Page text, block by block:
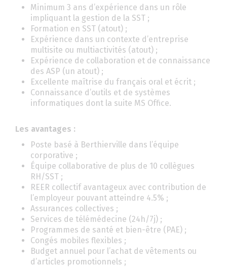
Minimum 3 ans d’expérience dans un rôle
impliquant la gestion de la SST ;
Formation en SST (atout) ;
Expérience dans un contexte d’entreprise
multisite ou multiactivités (atout) ;
Expérience de collaboration et de connaissance
des ASP (un atout) ;
Excellente maîtrise du français oral et écrit ;
Connaissance d’outils et de systèmes
informatiques dont la suite MS Office.
Les avantages :
Poste basé à Berthierville dans l’équipe
corporative ;
Équipe collaborative de plus de 10 collègues
RH/SST ;
REER collectif avantageux avec contribution de
l’employeur pouvant atteindre 4.5% ;
Assurances collectives ;
Services de télémédecine (24h/7j) ;
Programmes de santé et bien-être (PAE) ;
Congés mobiles flexibles ;
Budget annuel pour l’achat de vêtements ou
d’articles promotionnels ;